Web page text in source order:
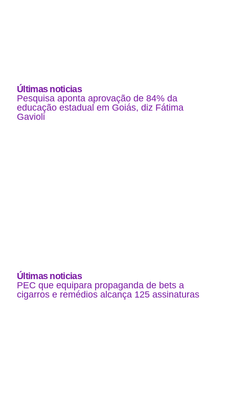
Últimas noticias
Pesquisa aponta aprovação de 84% da
educação estadual em Goiás, diz Fátima
Gavioli
Últimas noticias
PEC que equipara propaganda de bets a
cigarros e remédios alcança 125 assinaturas